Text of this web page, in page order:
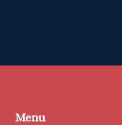
Menu